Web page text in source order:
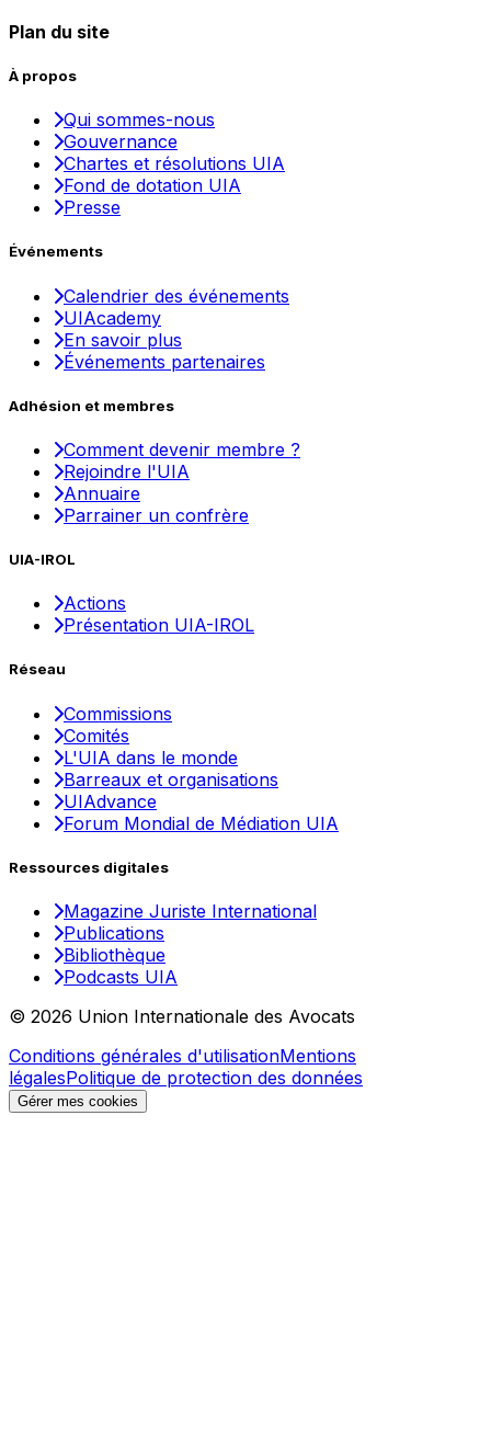
Plan du site
À propos
Qui sommes-nous
Gouvernance
Chartes et résolutions UIA
Fond de dotation UIA
Presse
Événements
Calendrier des événements
UIAcademy
En savoir plus
Événements partenaires
Adhésion et membres
Comment devenir membre ?
Rejoindre l'UIA
Annuaire
Parrainer un confrère
UIA-IROL
Actions
Présentation UIA-IROL
Réseau
Commissions
Comités
L'UIA dans le monde
Barreaux et organisations
UIAdvance
Forum Mondial de Médiation UIA
Ressources digitales
Magazine Juriste International
Publications
Bibliothèque
Podcasts UIA
© 2026 Union Internationale des Avocats
Conditions générales d'utilisationMentions
légalesPolitique de protection des données
Gérer mes cookies